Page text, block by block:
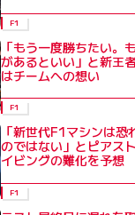
F1
「もう一度勝ちたい。
があるといい」と新王
はチームへの想い
F1
「新世代F1マシンは
のではない」とピアス
イビングの難化を予想
F1